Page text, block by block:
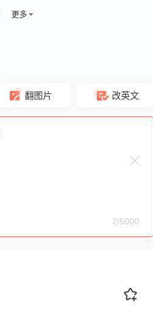
更多
翻图片 改英文
2/5000